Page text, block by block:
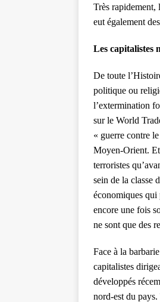
Très rapidement,
eut également
Les capitalistes
De toute
politique ou
l’extermination
sur le World
« guerre contre
Moyen-Orient. Et
terroristes
sein de la classe
économiques qui
encore une fois
ne sont que des
Face à la
capitalistes
développés
nord-est du